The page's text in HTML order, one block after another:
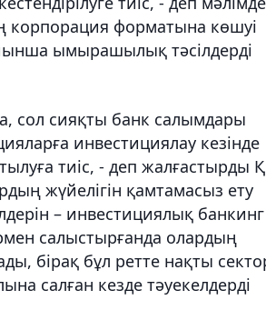
корпорация форматына көшуі
ымырашылық тәсілдерді
сол сияқты банк салымдары
инвестициялау кезінде
тиіс, - деп жалғастырды
жүйелігін қамтамасыз ету
– инвестициялық банкинг
салыстырғанда олардың
бірақ бұл ретте нақты
салған кезде тәуекелдерді